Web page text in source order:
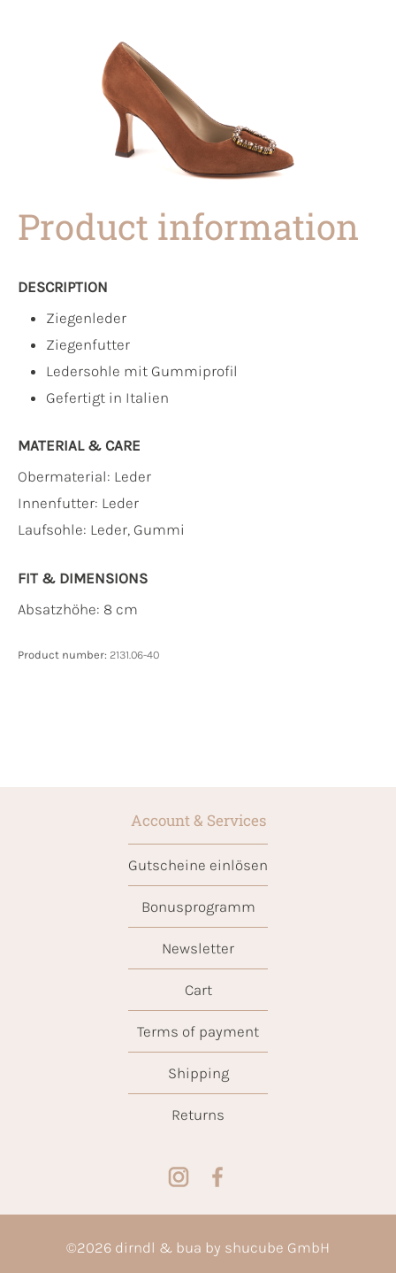
Product information
DESCRIPTION
Ziegenleder
Ziegenfutter
Ledersohle mit Gummiprofil
Gefertigt in Italien
MATERIAL & CARE
Obermaterial: Leder
Innenfutter: Leder
Laufsohle: Leder, Gummi
FIT & DIMENSIONS
Absatzhöhe: 8 cm
Product number: 2131.06-40
Account & Services
Gutscheine einlösen
Bonusprogramm
Newsletter
Cart
Terms of payment
Shipping
Returns
©2026 dirndl & bua by shucube GmbH